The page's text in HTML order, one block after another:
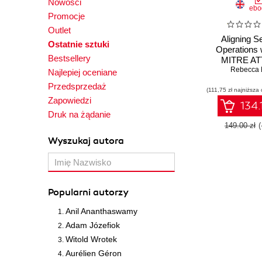
Nowości
Promocje
Outlet
Ostatnie sztuki
Bestsellery
Najlepiej oceniane
Przedsprzedaż
Zapowiedzi
Druk na żądanie
Wyszukaj autora
Popularni autorzy
Anil Ananthaswamy
Adam Józefiok
Witold Wrotek
Aurélien Géron
Aligning
Operations
MITRE
Framework.
operations
better
Rebecca
(111,75 zł
149.00 zł